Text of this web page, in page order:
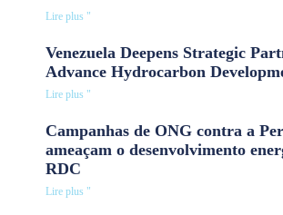
Lire plus "
Venezuela Deepens Strategic
Advance Hydrocarbon
Lire plus "
Campanhas de ONG contra a
ameaçam o desenvolvimento
RDC
Lire plus "